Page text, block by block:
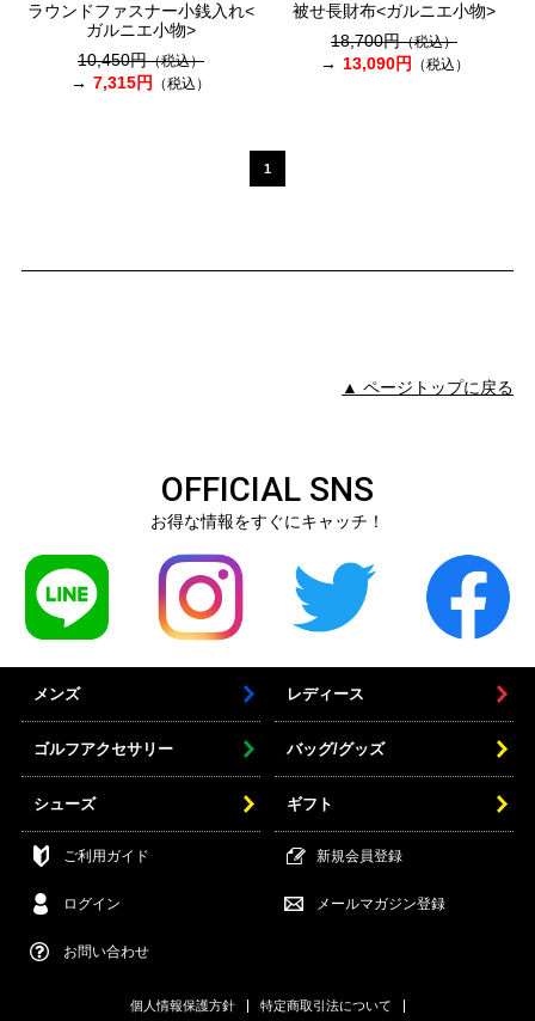
ラウンドファスナー小銭入れ<
ガルニエ小物>
10,450円（税込）
7,315円 （税込）
被せ長財布<ガルニエ小物>
18,700円（税込）
13,090円 （税込）
1
▲ ページトップに戻る
OFFICIAL SNS
お得な情報をすぐにキャッチ！
メンズ レディース
ゴルフアクセサリー バッグ/グッズ
シューズ ギフト
ご利用ガイド 新規会員登録
ログイン メールマガジン登録
お問い合わせ
個人情報保護方針 特定商取引法について